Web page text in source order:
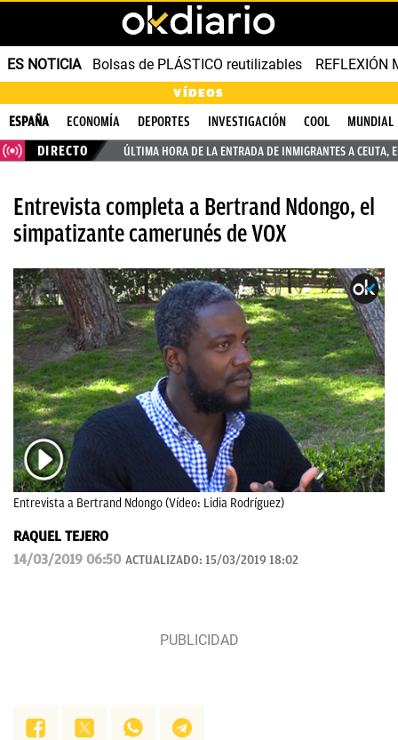
ES NOTICIA Bolsas de PLÁSTICO reutilizables REFLEXIÓN
VÍDEOS
ESPAÑA ECONOMÍA DEPORTES INVESTIGACIÓN COOL
MUNDIAL
DIRECTO
ÚLTIMA HORA DE LA ENTRADA DE INMIGRANTES A CEUTA,
Entrevista completa a Bertrand Ndongo, el
simpatizante camerunés de VOX
Entrevista a Bertrand Ndongo (Vídeo: Lidia Rodríguez)
RAQUEL TEJERO
14/03/2019 06:50 ACTUALIZADO: 15/03/2019 18:02